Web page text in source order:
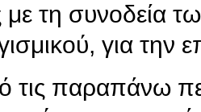
τη συνοδεία
για την
τις παραπάνω